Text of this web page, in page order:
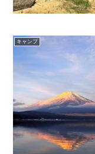
キャンプ